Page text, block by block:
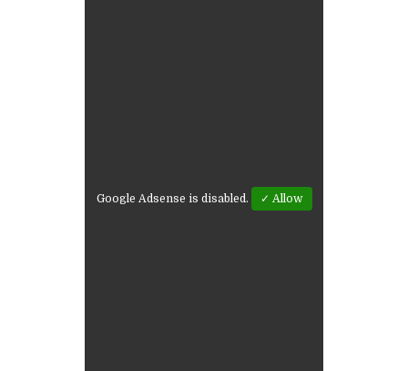
Google Adsense is disabled. ✓ Allow